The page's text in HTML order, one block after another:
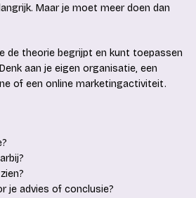
Maar je moet meer doen dan
de theorie begrijpt en kunt toepassen
aan je eigen organisatie, een
of een online marketingactiviteit.
je advies of conclusie?